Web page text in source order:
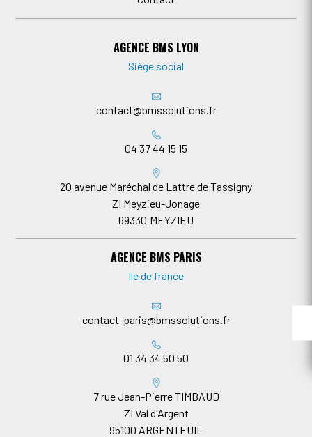
AGENCE BMS LYON
Siège social
contact@bmssolutions.fr
04 37 44 15 15
20 avenue Maréchal de Lattre de Tassigny
ZI Meyzieu-Jonage
69330 MEYZIEU
AGENCE BMS PARIS
Ile de france
contact-paris@bmssolutions.fr
01 34 34 50 50
7 rue Jean-Pierre TIMBAUD
ZI Val d'Argent
95100 ARGENTEUIL